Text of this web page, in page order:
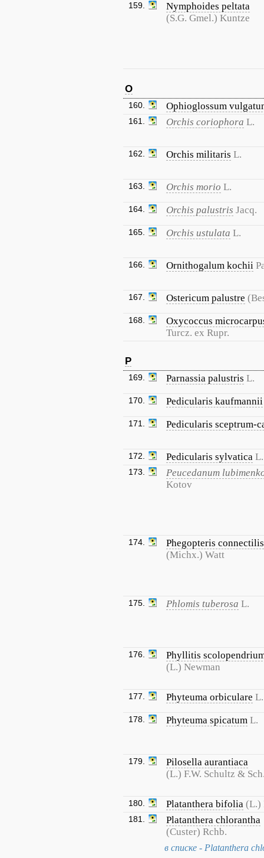
159.
Nymphoides peltata
(S.G. Gmel.) Kuntze
O
160. Ophioglossum
161. Orchis coriophora L.
162. Orchis militaris L.
163. Orchis morio L.
164. Orchis palustris Jacq.
165. Orchis ustulata L.
166. Ornithogalum kochii
167. Ostericum palustre
168.
Oxycoccus
Turcz. ex Rupr.
P
169. Parnassia palustris L.
170. Pedicularis kaufmannii
171. Pedicularis sceptrum-
172. Pedicularis sylvatica L.
173.
Peucedanum
Kotov
174.
Phegopteris connectilis
(Michx.) Watt
175. Phlomis tuberosa L.
176.
Phyllitis
(L.) Newman
177. Phyteuma orbiculare L.
178. Phyteuma spicatum L.
179.
Pilosella aurantiaca
(L.) F.W. Schultz &
180. Platanthera bifolia (L.)
181.
Platanthera chlorantha
(Custer) Rchb.
в списке - Platanthera